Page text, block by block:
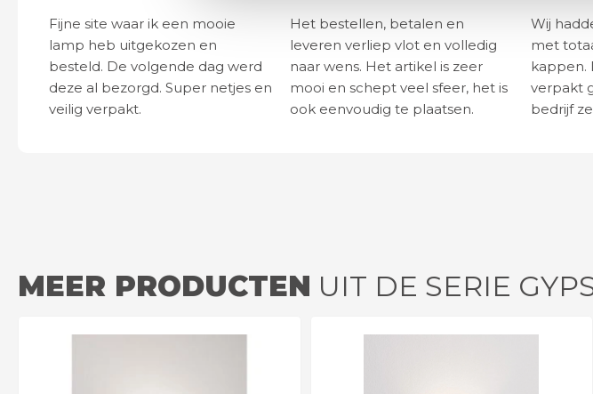
Fijne site waar ik een mooie
lamp heb uitgekozen en
besteld. De volgende dag werd
deze al bezorgd. Super netjes en
veilig verpakt.
Het bestellen, betalen en
leveren verliep vlot en volledig
naar wens. Het artikel is zeer
mooi en schept veel sfeer, het is
ook eenvoudig te plaatsen.
Wij
met
kappen.
verpakt
bedrijf
MEER PRODUCTEN UIT DE SERIE